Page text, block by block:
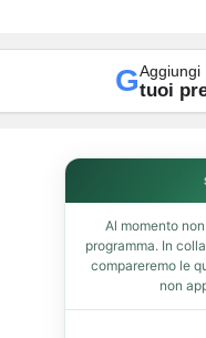
GAggiungi
tuoi
Al momento
programma. In
compareremo le
non